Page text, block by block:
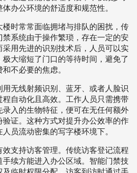
办公环境的舒适度和规范性。
时常常面临拥堵与排队的困扰，传
系统由于操作繁琐，存在一定的安
用先进的识别技术后，人员可以实
大缩短了门口的等待时间，避免了
不必要的焦虑。
无线射频识别、蓝牙、或者人脸识
程自动化且高效。工作人员只需携带
入的生物特征，便可在无任何额外
证。这种方式对提升办公效率的作
员流动密集的写字楼环境下。
支持访客管理。传统访客登记流程
续方能进入办公区域。智能门禁技